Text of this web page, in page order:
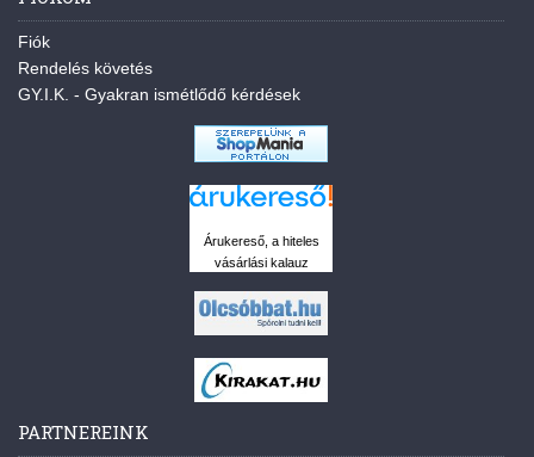
Fiók
Rendelés követés
GY.I.K. - Gyakran ismétlődő kérdések
Árukereső, a hiteles
vásárlási kalauz
PARTNEREINK